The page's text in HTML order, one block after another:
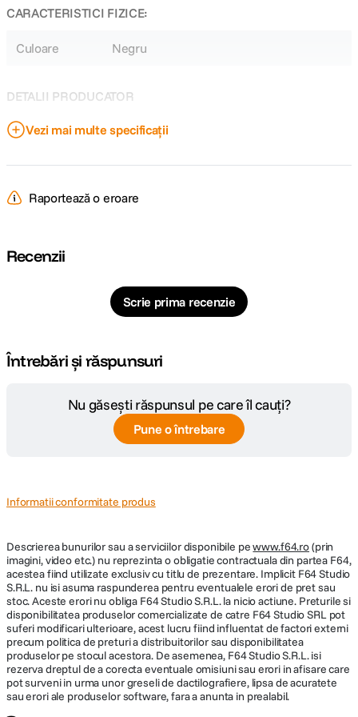
CARACTERISTICI FIZICE:
Culoare Negru
DETALII PRODUCATOR
Cod producator BDS70-1T
Vezi mai multe specificații
Raportează o eroare
Recenzii
Scrie prima recenzie
Întrebări și răspunsuri
Nu găsești răspunsul pe care îl cauți?
Pune o întrebare
Informatii conformitate produs
Descrierea bunurilor sau a serviciilor disponibile pewww.f64.ro(prin
imagini, video etc.) nu reprezinta o obligatie contractuala din partea F64,
acestea fiind utilizate exclusiv cu titlu de prezentare. Implicit F64 Studio
S.R.L. nu isi asuma raspunderea pentru eventualele erori de pret sau
stoc. Aceste erori nu obliga F64 Studio S.R.L. la nicio actiune. Preturile si
disponibilitatea produselor comercializate de catre F64 Studio SRL pot
suferi modificari ulterioare, acest lucru fiind influentat de factori externi
precum politica de preturi a distribuitorilor sau disponibilitatea
produselor pe stocul acestora. De asemenea, F64 Studio S.R.L. isi
rezerva dreptul de a corecta eventuale omisiuni sau erori in afisare care
pot surveni in urma unor greseli de dactilografiere, lipsa de acuratete
sau erori ale produselor software, fara a anunta in prealabil.